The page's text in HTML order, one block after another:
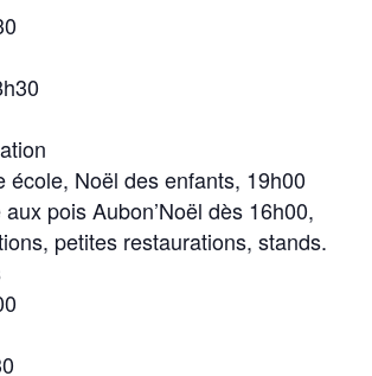
Noël des enfants, 19h00
pois Aubon’Noël dès 16h00,
petites restaurations, stands.